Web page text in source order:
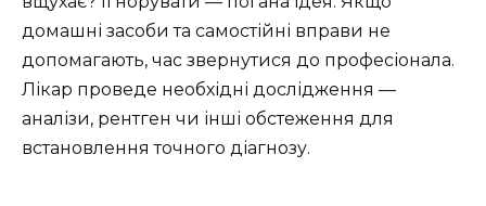
домашні засоби та самостійні вправи не
допомагають, час звернутися до професіонала.
Лікар проведе необхідні дослідження —
аналізи, рентген чи інші обстеження для
встановлення точного діагнозу.